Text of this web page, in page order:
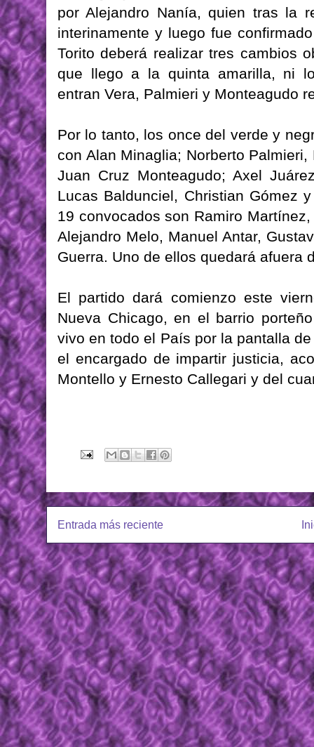
por Alejandro Nanía, quien tras la
interinamente y luego fue
Torito deberá realizar tres cambios
que llego a la quinta amarilla, ni
entran Vera, Palmieri y Monteagudo
Por lo tanto, los once del verde y
con Alan Minaglia; Norberto
Juan Cruz Monteagudo; Axel
Lucas Baldunciel, Christian Gómez
19 convocados son Ramiro
Alejandro Melo, Manuel Antar,
Guerra. Uno de ellos quedará afuera
El partido dará comienzo este
Nueva Chicago, en el barrio
vivo en todo el País por la pantalla
el encargado de impartir justicia,
Montello y Ernesto Callegari y del
Entrada más reciente